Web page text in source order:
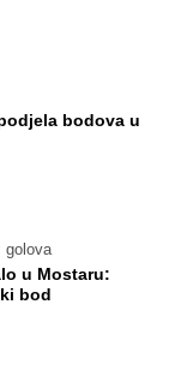
bodova u
golova
u Mostaru:
bod